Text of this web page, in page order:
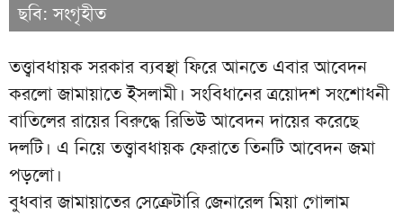
ছবি: সংগৃহীত
তত্ত্বাবধায়ক সরকার ব্যবস্থা ফিরে আনতে এবার আবেদন
করলো জামায়াতে ইসলামী। সংবিধানের ত্রয়োদশ সংশোধনী
বাতিলের রায়ের বিরুদ্ধে রিভিউ আবেদন দায়ের করেছে
দলটি। এ নিয়ে তত্ত্বাবধায়ক ফেরাতে তিনটি আবেদন জমা
পড়লো।
বুধবার জামায়াতের সেক্রেটারি জেনারেল মিয়া গোলাম